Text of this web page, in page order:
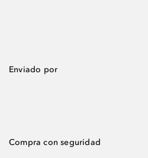
Enviado por
Compra con seguridad